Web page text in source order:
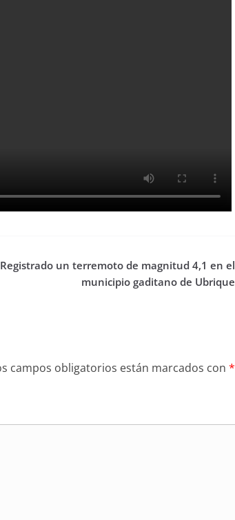
Registrado un terremoto de magnitud 4,1 en el
municipio gaditano de Ubrique
campos obligatorios están marcados con *